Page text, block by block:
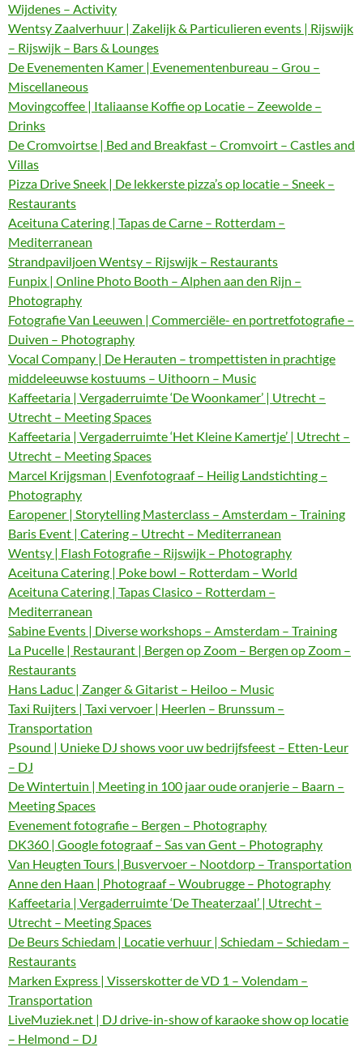
Wijdenes – Activity
Wentsy Zaalverhuur | Zakelijk & Particulieren events | Rijswijk
– Rijswijk – Bars & Lounges
De Evenementen Kamer | Evenementenbureau – Grou –
Miscellaneous
Movingcoffee | Italiaanse Koffie op Locatie – Zeewolde –
Drinks
De Cromvoirtse | Bed and Breakfast – Cromvoirt – Castles and
Villas
Pizza Drive Sneek | De lekkerste pizza’s op locatie – Sneek –
Restaurants
Aceituna Catering | Tapas de Carne – Rotterdam –
Mediterranean
Strandpaviljoen Wentsy – Rijswijk – Restaurants
Funpix | Online Photo Booth – Alphen aan den Rijn –
Photography
Fotografie Van Leeuwen | Commerciële- en portretfotografie –
Duiven – Photography
Vocal Company | De Herauten – trompettisten in prachtige
middeleeuwse kostuums – Uithoorn – Music
Kaffeetaria | Vergaderruimte ‘De Woonkamer’ | Utrecht –
Utrecht – Meeting Spaces
Kaffeetaria | Vergaderruimte ‘Het Kleine Kamertje’ | Utrecht –
Utrecht – Meeting Spaces
Marcel Krijgsman | Evenfotograaf – Heilig Landstichting –
Photography
Earopener | Storytelling Masterclass – Amsterdam – Training
Baris Event | Catering – Utrecht – Mediterranean
Wentsy | Flash Fotografie – Rijswijk – Photography
Aceituna Catering | Poke bowl – Rotterdam – World
Aceituna Catering | Tapas Clasico – Rotterdam –
Mediterranean
Sabine Events | Diverse workshops – Amsterdam – Training
La Pucelle | Restaurant | Bergen op Zoom – Bergen op Zoom –
Restaurants
Hans Laduc | Zanger & Gitarist – Heiloo – Music
Taxi Ruijters | Taxi vervoer | Heerlen – Brunssum –
Transportation
Psound | Unieke DJ shows voor uw bedrijfsfeest – Etten-Leur
– DJ
De Wintertuin | Meeting in 100 jaar oude oranjerie – Baarn –
Meeting Spaces
Evenement fotografie – Bergen – Photography
DK360 | Google fotograaf – Sas van Gent – Photography
Van Heugten Tours | Busvervoer – Nootdorp – Transportation
Anne den Haan | Photograaf – Woubrugge – Photography
Kaffeetaria | Vergaderruimte ‘De Theaterzaal’ | Utrecht –
Utrecht – Meeting Spaces
De Beurs Schiedam | Locatie verhuur | Schiedam – Schiedam –
Restaurants
Marken Express | Visserskotter de VD 1 – Volendam –
Transportation
LiveMuziek.net | DJ drive-in-show of karaoke show op locatie
– Helmond – DJ